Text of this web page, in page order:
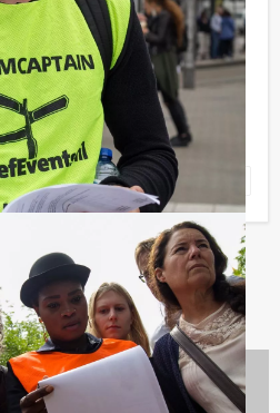
Guides te boeken;
Stars quiz! Bent u klaar om uw
Alle geheimen zullen